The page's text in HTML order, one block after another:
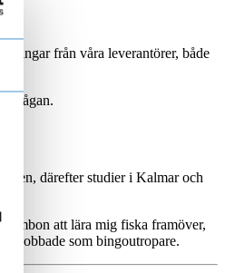
från våra leverantörer, både
därefter studier i Kalmar och
att lära mig fiska framöver,
jobbade som bingoutropare.